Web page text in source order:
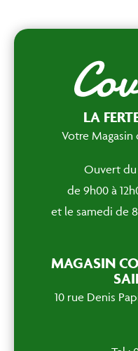
LA
Votre
Ouvert du
de 9h00 à
et le samedi de
MAGASIN
10 rue Denis